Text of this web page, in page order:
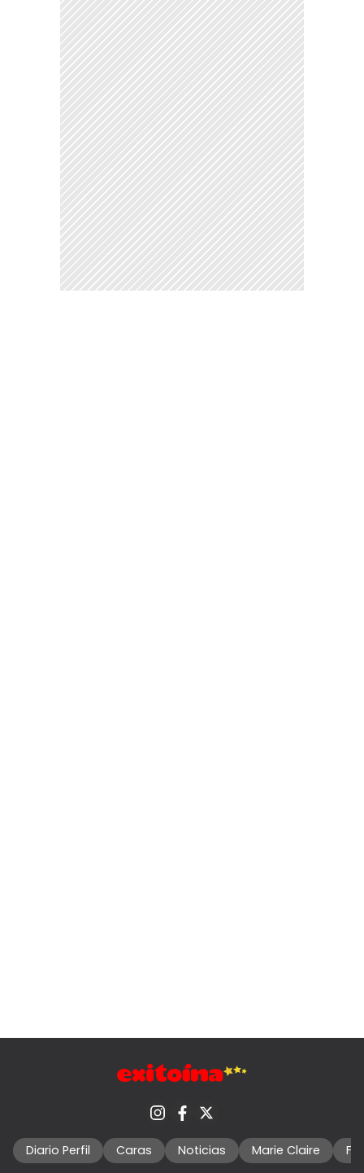
Diario Perfil Caras Noticias Marie Claire